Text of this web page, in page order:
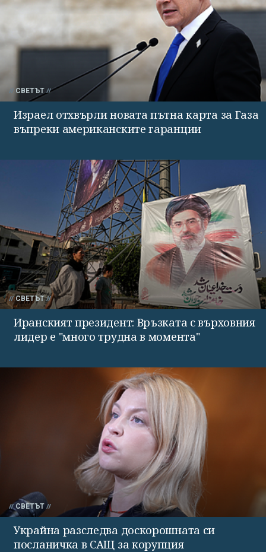
СВЕТЪТ
Израел отхвърли новата пътна карта за Газа
въпреки американските гаранции
СВЕТЪТ
Иранският президент: Връзката с върховния
лидер е "много трудна в момента"
СВЕТЪТ
Украйна разследва доскорошната си
посланичка в САЩ за корупция